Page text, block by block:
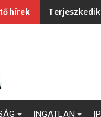
hírek
INGATLAN